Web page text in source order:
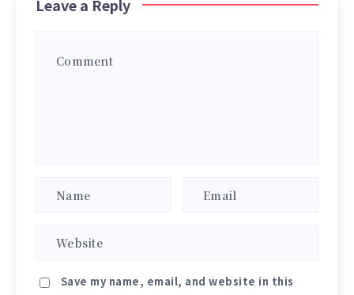
Leave a Reply
Save my name, email, and website in this